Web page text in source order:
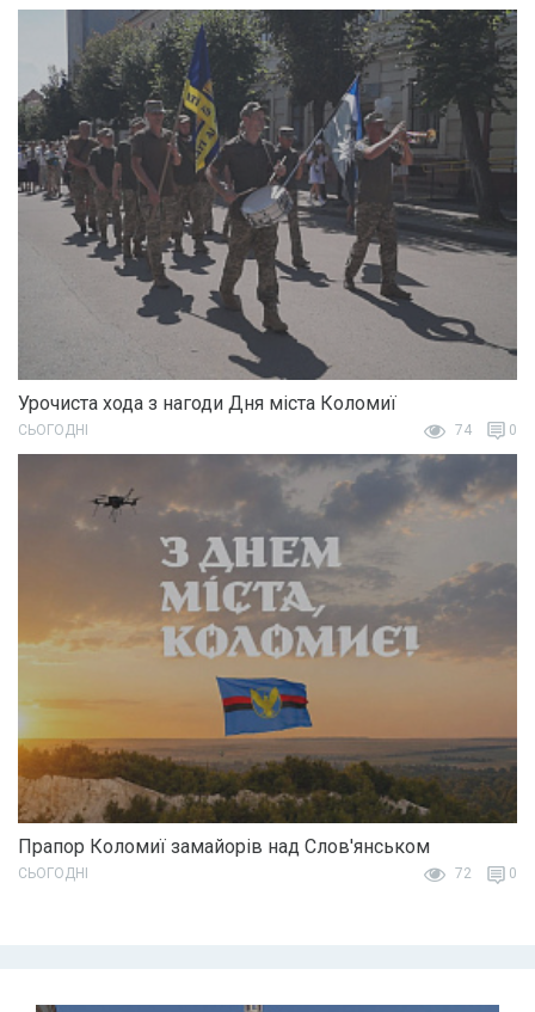
Урочиста хода з нагоди Дня міста Коломиї
СЬОГОДНІ 74 0
Прапор Коломиї замайорів над Слов'янськом
СЬОГОДНІ 72 0